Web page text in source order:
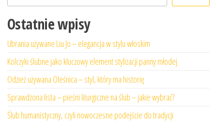
Ostatnie wpisy
Ubrania używane Liu Jo – elegancja w stylu włoskim
Kolczyki ślubne jako kluczowy element stylizacji panny młodej
Odzież używana Oleśnica – styl, który ma historię
Sprawdzona lista – pieśni liturgiczne na ślub – jakie wybrać?
Ślub humanistyczny, czyli nowoczesne podejście do tradycji